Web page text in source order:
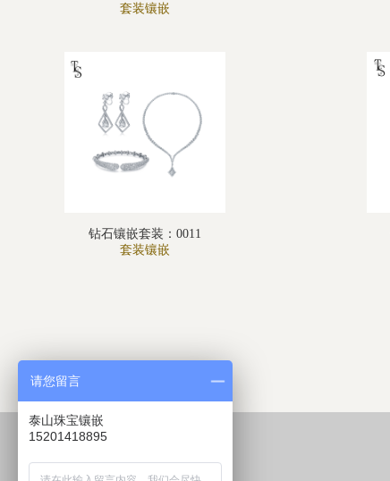
套装镶嵌
钻石镶嵌套装：0011
套装镶嵌
较新动态 LATEST NEWS​
请您留言
泰山珠宝镶嵌
15201418895